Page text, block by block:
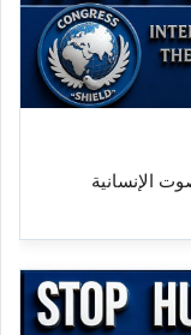
الإنسانية